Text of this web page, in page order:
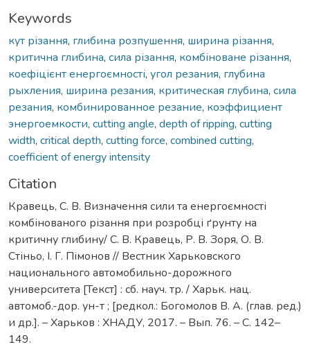
Keywords
кут різання, глибина розпушення, ширина різання,
критична глибина, сила різання, комбіноване різання,
коефіцієнт енергоємності, угол резания, глубина
рыхления, ширина резания, критическая глубина, сила
резания, комбинированное резание, коэффициент
энергоемкости, cutting angle, depth of ripping, cutting
width, critical depth, cutting force, combined cutting,
coefficient of energy intensity
Citation
Кравець, С. В. Визначення сили та енергоємності
комбінованого різання при розробці ґрунту на
критичну глибину/ С. В. Кравець, Р. В. Зоря, О. В.
Стіньо, І. Г. Пімонов // Вестник Харьковского
национального автомобильно-дорожного
университета [Текст] : сб. науч. тр. / Харьк. нац.
автомоб.-дор. ун-т ; [редкол.: Богомолов В. А. (глав. ред.)
и др.]. – Харьков : ХНАДУ, 2017. – Вып. 76. – C. 142–
149.